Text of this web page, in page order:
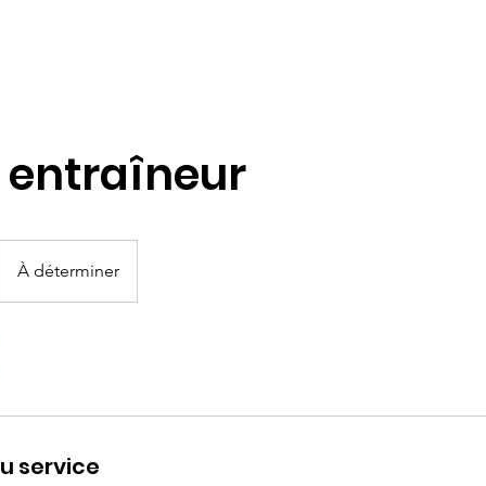
entraîneur
À déterminer
service